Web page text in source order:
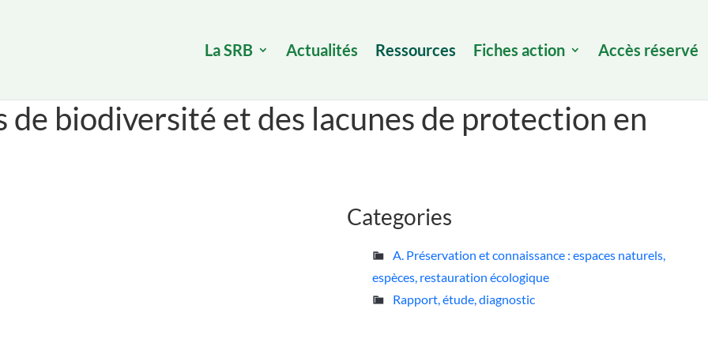
La SRB Actualités Ressources Fiches action Accès réservé
biodiversité et des lacunes de protection en
Categories
A. Préservation et connaissance : espaces naturels,
espèces, restauration écologique
Rapport, étude, diagnostic